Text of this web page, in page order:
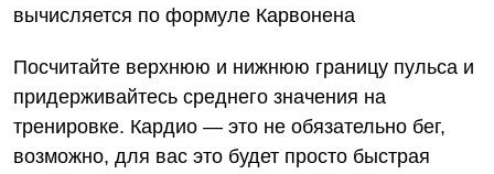
вычисляется по формуле Карвонена
Посчитайте верхнюю и нижнюю границу пульса и
придерживайтесь среднего значения на
тренировке. Кардио — это не обязательно бег,
возможно, для вас это будет просто быстрая